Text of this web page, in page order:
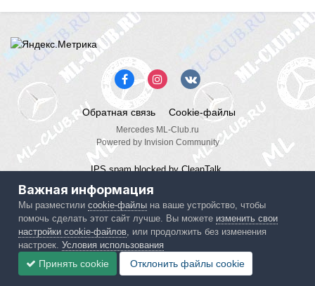
Обратная связь Cookie-файлы
Mercedes ML-Club.ru
Powered by Invision Community
Важная информация
Мы разместилиcookie-файлы на ваше устройство, чтобы
помочь сделать этот сайт лучше. Вы можете изменить свои
настройки cookie-файлов , или продолжить без изменения
настроек.Условия использования
Принять cookie Отклонить файлы сookie
IPS spamblocked by CleanTalk.